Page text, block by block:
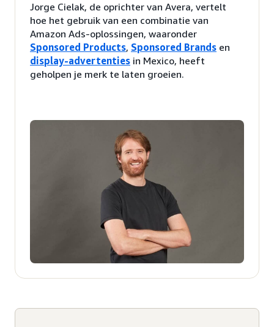
Jorge Cielak, de oprichter van Avera, vertelt
hoe het gebruik van een combinatie van
Amazon Ads-oplossingen, waaronder
Sponsored Products, Sponsored Brands en
display-advertenties in Mexico, heeft
geholpen je merk te laten groeien.